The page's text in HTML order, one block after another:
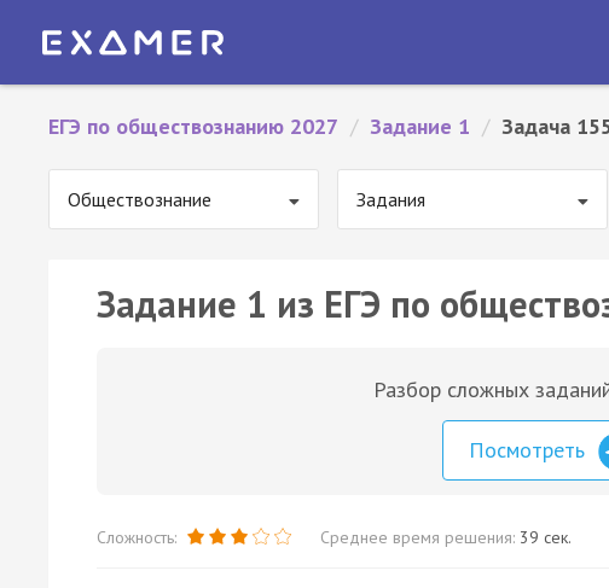
ЕГЭ по обществознанию 2027 / Задание 1 / Задача
Обществознание Задания
Задание 1 из ЕГЭ по
Разбор сложных
Посмотреть
Сложность: Среднее время решения: 39 сек.